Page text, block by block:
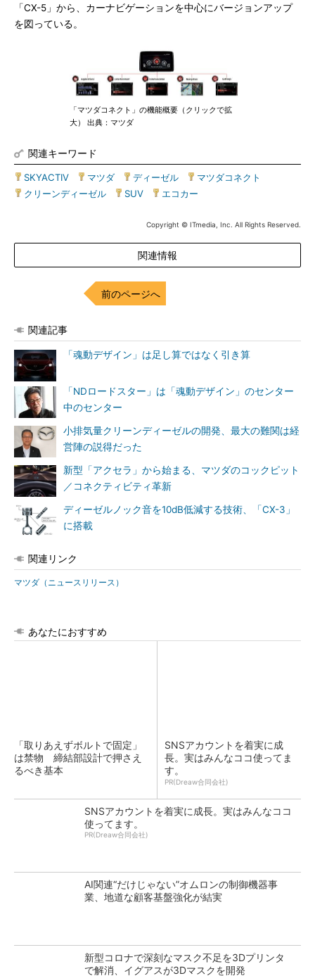
「CX-5」から、カーナビゲーションを中心にバージョンアップ
を図っている。
「マツダコネクト」の機能概要（クリックで拡
大） 出典：マツダ
関連キーワード
SKYACTIV マツダ ディーゼル マツダコネクト
クリーンディーゼル
SUV エコカー
Copyright © ITmedia, Inc. All Rights Reserved.
関連情報
前のページへ
関連記事
「魂動デザイン」は足し算ではなく引き算
「NDロードスター」は「魂動デザイン」のセンター
中のセンター
小排気量クリーンディーゼルの開発、最大の難関は経
営陣の説得だった
新型「アクセラ」から始まる、マツダのコックピット
／コネクティビティ革新
ディーゼルノック音を10dB低減する技術、「CX-3」
に搭載
関連リンク
マツダ（ニュースリリース）
あなたにおすすめ
「取りあえずボルトで固定」
は禁物 締結部設計で押さえ
るべき基本
SNSアカウントを着実に成
長。実はみんなココ使ってま
す。
PR(Dreaw合同会社)
SNSアカウントを着実に成長。実はみんなココ
使ってます。
PR(Dreaw合同会社)
AI関連“だけじゃない”オムロンの制御機器事
業、地道な顧客基盤強化が結実
新型コロナで深刻なマスク不足を3Dプリンタ
で解消、イグアスが3Dマスクを開発